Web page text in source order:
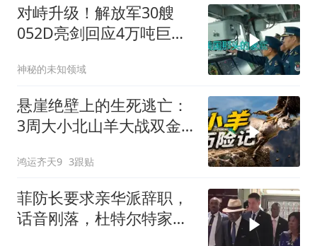
对峙升级！解放军30艘
052D亮剑回应4万吨巨舰
神秘的未知领域
悬崖绝壁上的生死逃亡：
3周大小北山羊大战双金
鸿运齐天9 3跟贴
菲防长要求亲华派辞职，
话音刚落，杜特尔特家族